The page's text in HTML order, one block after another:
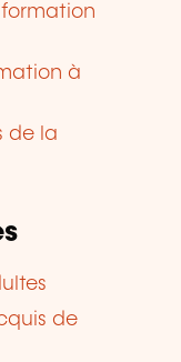
à
de la
de